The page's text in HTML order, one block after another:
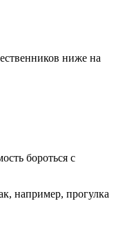
ниже на
бороться с
например, прогулка